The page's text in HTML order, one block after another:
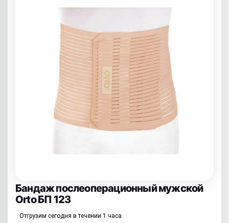
Бандаж послеоперационный мужской
Orto БП 123
Отгрузим сегодня в течении 1 часа